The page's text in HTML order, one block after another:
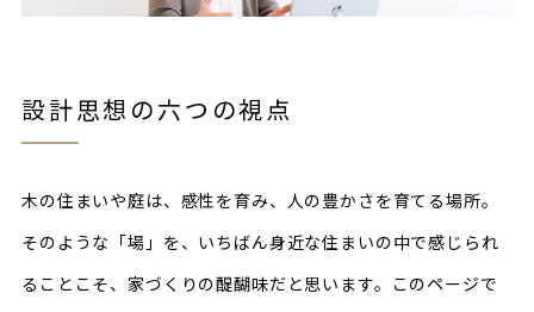
設計思想の六つの視点
木の住まいや庭は、感性を育み、人の豊かさを育てる場所。
そのような「場」を、いちばん身近な住まいの中で感じられ
ることこそ、家づくりの醍醐味だと思います。このページで